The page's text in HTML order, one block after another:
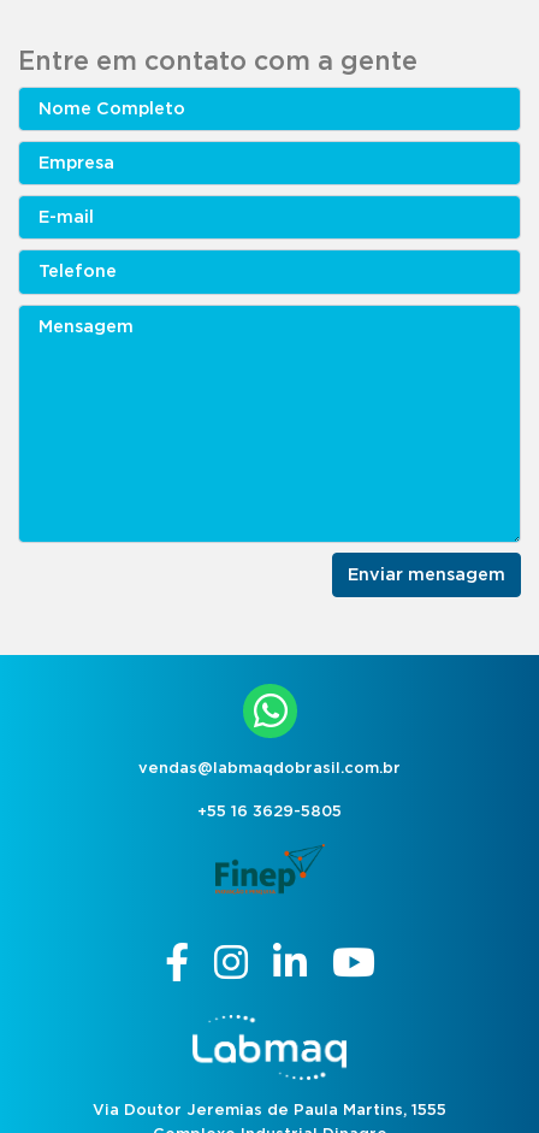
Entre em contato com a gente
Enviar mensagem
vendas@labmaqdobrasil.com.br
+55 16 3629-5805
Via Doutor Jeremias de Paula Martins, 1555